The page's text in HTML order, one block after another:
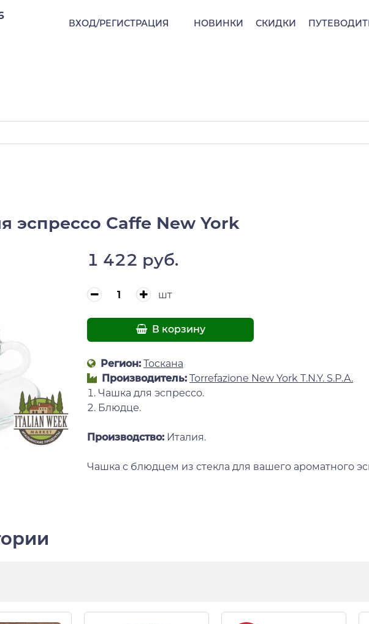
НОВИНКИ СКИДКИ
ВХОД/РЕГИСТРАЦИЯ
эспрессо Caffe New York
1 422 руб.
шт
В корзину
Регион: Тоскана
Производитель: Torrefazione New York T.N.Y. S.P.A.
1. Чашка для эспрессо.
2. Блюдце.
Производство: Италия.
Чашка с блюдцем из стекла для вашего ароматного